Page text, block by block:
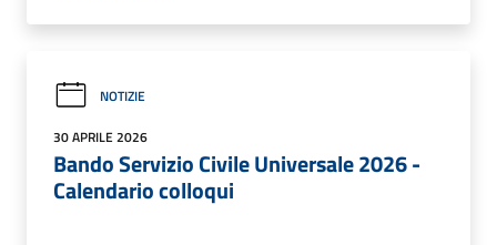
NOTIZIE
30 APRILE 2026
Bando Servizio Civile Universale 2026 -
Calendario colloqui